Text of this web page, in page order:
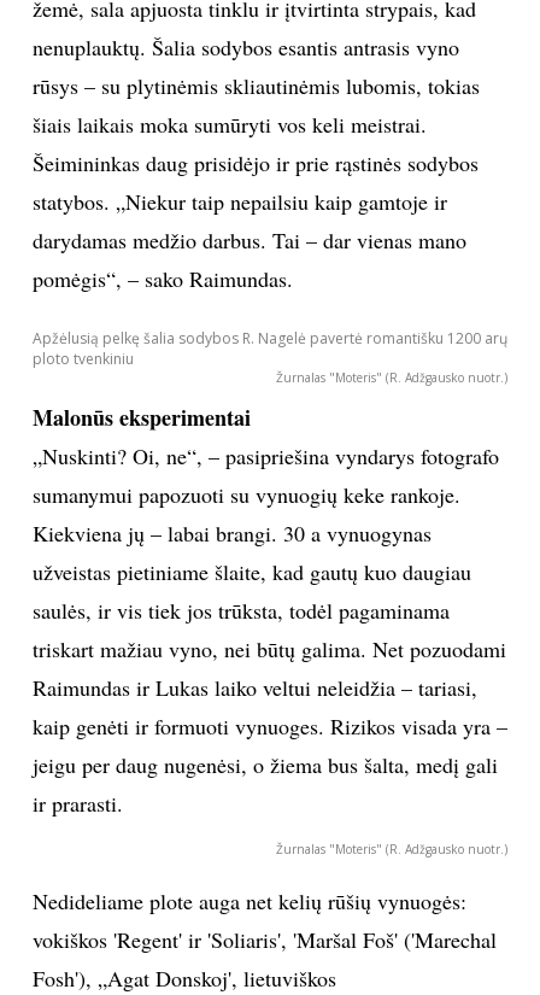
šeimininkas buvo priverstas pats įsigyti ekskavatorių,
Panevėžyje rado aštuoniasdešimtmetį specialistą, šis
atkakliai rausė žemes po penkiolika valandų per parą.
Viduryje tvenkinio esanti romantiška sala – ne
šeimininko sumanymas, o techninis nesklandumas.
Ant kranto supiltos žemės nuslinko į vandenį, tada
kilo sumanymas šią bėdą paversti sala. Pastatytas
tiltas. Nuo jo ekskavatoriumi sluoksniuotos šakos ir
žemė, sala apjuosta tinklu ir įtvirtinta strypais, kad
nenuplauktų. Šalia sodybos esantis antrasis vyno
Apžėlusią pelkę šalia sodybos R. Nagelė pavertė romantišku 1200 arų